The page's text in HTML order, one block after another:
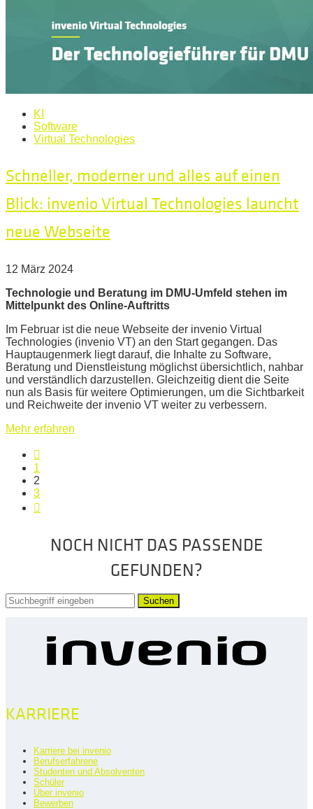
KI
Software
Virtual Technologies
Schneller, moderner und alles auf einen
Blick: invenio Virtual Technologies launcht
neue Webseite
12 März 2024
Technologie und Beratung im DMU-Umfeld stehen im
Mittelpunkt des Online-Auftritts
Im Februar ist die neue Webseite der invenio Virtual
Technologies (invenio VT) an den Start gegangen. Das
Hauptaugenmerk liegt darauf, die Inhalte zu Software,
Beratung und Dienstleistung möglichst übersichtlich, nahbar
und verständlich darzustellen. Gleichzeitig dient die Seite
nun als Basis für weitere Optimierungen, um die Sichtbarkeit
und Reichweite der invenio VT weiter zu verbessern.
Mehr erfahren
1
2
3
NOCH NICHT DAS PASSENDE
GEFUNDEN?
Suchen
KARRIERE
Karriere bei invenio
Berufserfahrene
Studenten und Absolventen
Schüler
Über invenio
Bewerben